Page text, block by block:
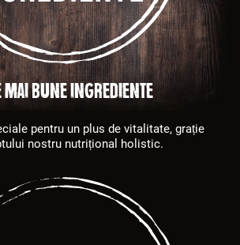
mai bune ingrediente
pentru un plus de vitalitate, grație
nostru nutrițional holistic.